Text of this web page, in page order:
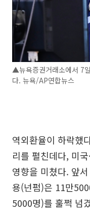
▲뉴욕증권거래소에서 7
다. 뉴욕/AP연합뉴스
역외환율이 하락했
리를 펼친데다, 미
영향을 미쳤다. 앞
용(넌펌)은 11만
5000명)를 훌쩍 넘